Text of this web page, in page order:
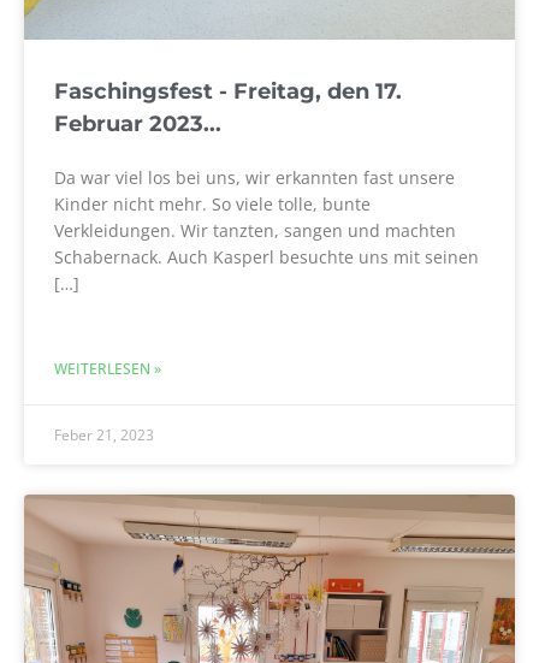
Faschingsfest - Freitag, den 17.
Februar 2023...
Da war viel los bei uns, wir erkannten fast unsere
Kinder nicht mehr. So viele tolle, bunte
Verkleidungen. Wir tanzten, sangen und machten
Schabernack. Auch Kasperl besuchte uns mit seinen
[…]
WEITERLESEN »
Feber 21, 2023